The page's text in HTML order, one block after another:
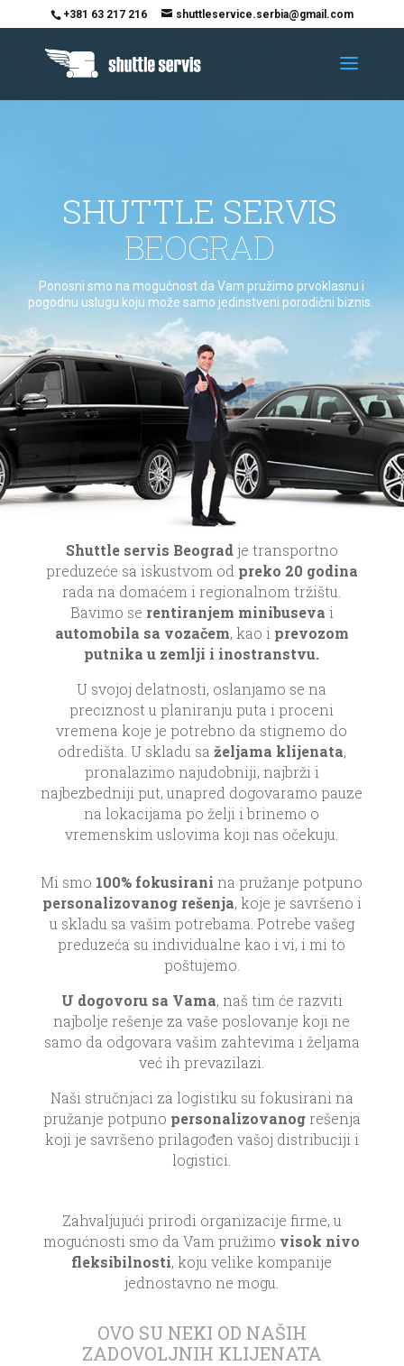
+381 63 217 216 shuttleservice.serbia@gmail.com
BEOGRAD
Ponosni smo na mogućnost da Vam pružimo prvoklasnu i
SHUTTLE SERVIS
pogodnu uslugu koju može samo jedinstveni porodični biznis.
Shuttle servis Beogradje transportno
preduzeće sa iskustvom od preko 20 godina
rada na domaćem i regionalnom tržištu.
Bavimo se rentiranjem minibuseva i
automobila sa vozačem, kao i prevozom
putnika u zemlji i inostranstvu.
U svojoj delatnosti, oslanjamo se na
preciznost u planiranju puta i proceni
vremena koje je potrebno da stignemo do
odredišta. U skladu sa željama klijenata,
pronalazimo najudobniji, najbrži i
najbezbedniji put, unapred dogovaramo pauze
na lokacijama po želji i brinemo o
vremenskim uslovima koji nas očekuju.
Mi smo 100% fokusirani na pružanje potpuno
personalizovanog rešenja, koje je savršeno i
u skladu sa vašim potrebama. Potrebe vašeg
preduzeća su individualne kao i vi, i mi to
poštujemo.
U dogovoru sa Vama, naš tim će razviti
najbolje rešenje za vaše poslovanje koji ne
samo da odgovara vašim zahtevima i željama
već ih prevazilazi.
Naši stručnjaci za logistiku su fokusirani na
pružanje potpuno personalizovanogrešenja
koji je savršeno prilagođen vašoj distribuciji i
logistici.
Zahvaljujući prirodi organizacije firme, u
mogućnosti smo da Vam pružimo visok nivo
fleksibilnosti, koju velike kompanije
jednostavno ne mogu.
OVO SU NEKI OD NAŠIH
ZADOVOLJNIH KLIJENATA